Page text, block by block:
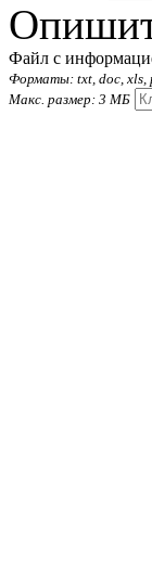
Файл с
Форматы: txt, doc, xls,
Макс. размер: 3 МБ